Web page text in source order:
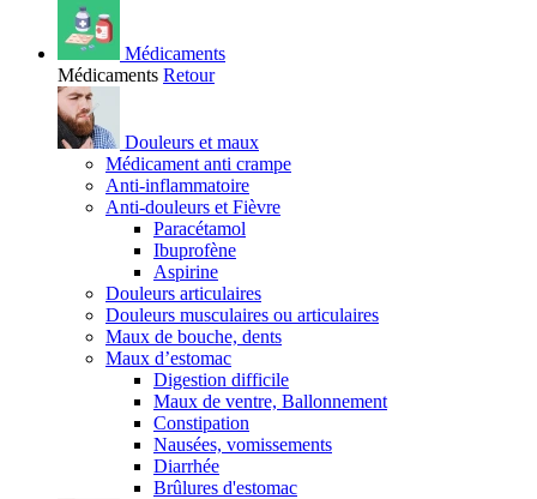
Médicaments
Médicaments Retour
Douleurs et maux
Médicament anti crampe
Anti-inflammatoire
Anti-douleurs et Fièvre
Paracétamol
Ibuprofène
Aspirine
Douleurs articulaires
Douleurs musculaires ou articulaires
Maux de bouche, dents
Maux d’estomac
Digestion difficile
Maux de ventre, Ballonnement
Constipation
Nausées, vomissements
Diarrhée
Brûlures d'estomac